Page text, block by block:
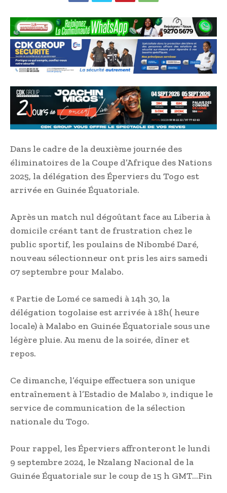
Dans le cadre de la deuxième journée des
éliminatoires de la Coupe d’Afrique des Nations
2025, la délégation des Éperviers du Togo est
arrivée en Guinée Équatoriale.
Après un match nul dégoûtant face au Liberia à
domicile créant tant de frustration chez le
public sportif, les poulains de Nibombé Daré,
nouveau sélectionneur ont pris les airs samedi
07 septembre pour Malabo.
« Partie de Lomé ce samedi à 14h 30, la
délégation togolaise est arrivée à 18h( heure
locale) à Malabo en Guinée Équatoriale sous une
légère pluie. Au menu de la soirée, dîner et
repos.
Ce dimanche, l’équipe effectuera son unique
entraînement à l’Estadio de Malabo », indique le
service de communication de la sélection
nationale du Togo.
Pour rappel, les Éperviers affronteront le lundi
9 septembre 2024, le Nzalang Nacional de la
Guinée Équatoriale sur le coup de 15 h GMT…Fin